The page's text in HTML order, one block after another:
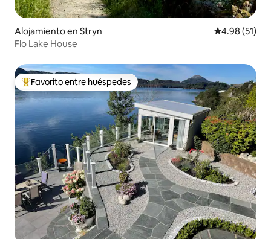
Alojamiento en Stryn Calificación
4.98 (51)
Flo Lake House
Favorito entre huéspedes preferido
Favorito entre huéspedes